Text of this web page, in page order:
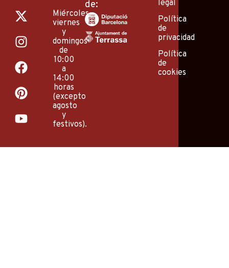
X
-
t
w
i
t
t
e
r
I
n
s
t
a
g
r
a
m
F
a
c
e
b
o
o
k
P
i
n
t
e
r
e
s
t
Y
o
u
t
u
b
e
Miércoles,
viernes
y
domingos
de
10:00
a
14:00
horas
(excepto
agosto
y
festivos).
de:
legal
Política
de
privacidad
Política
de
cookies